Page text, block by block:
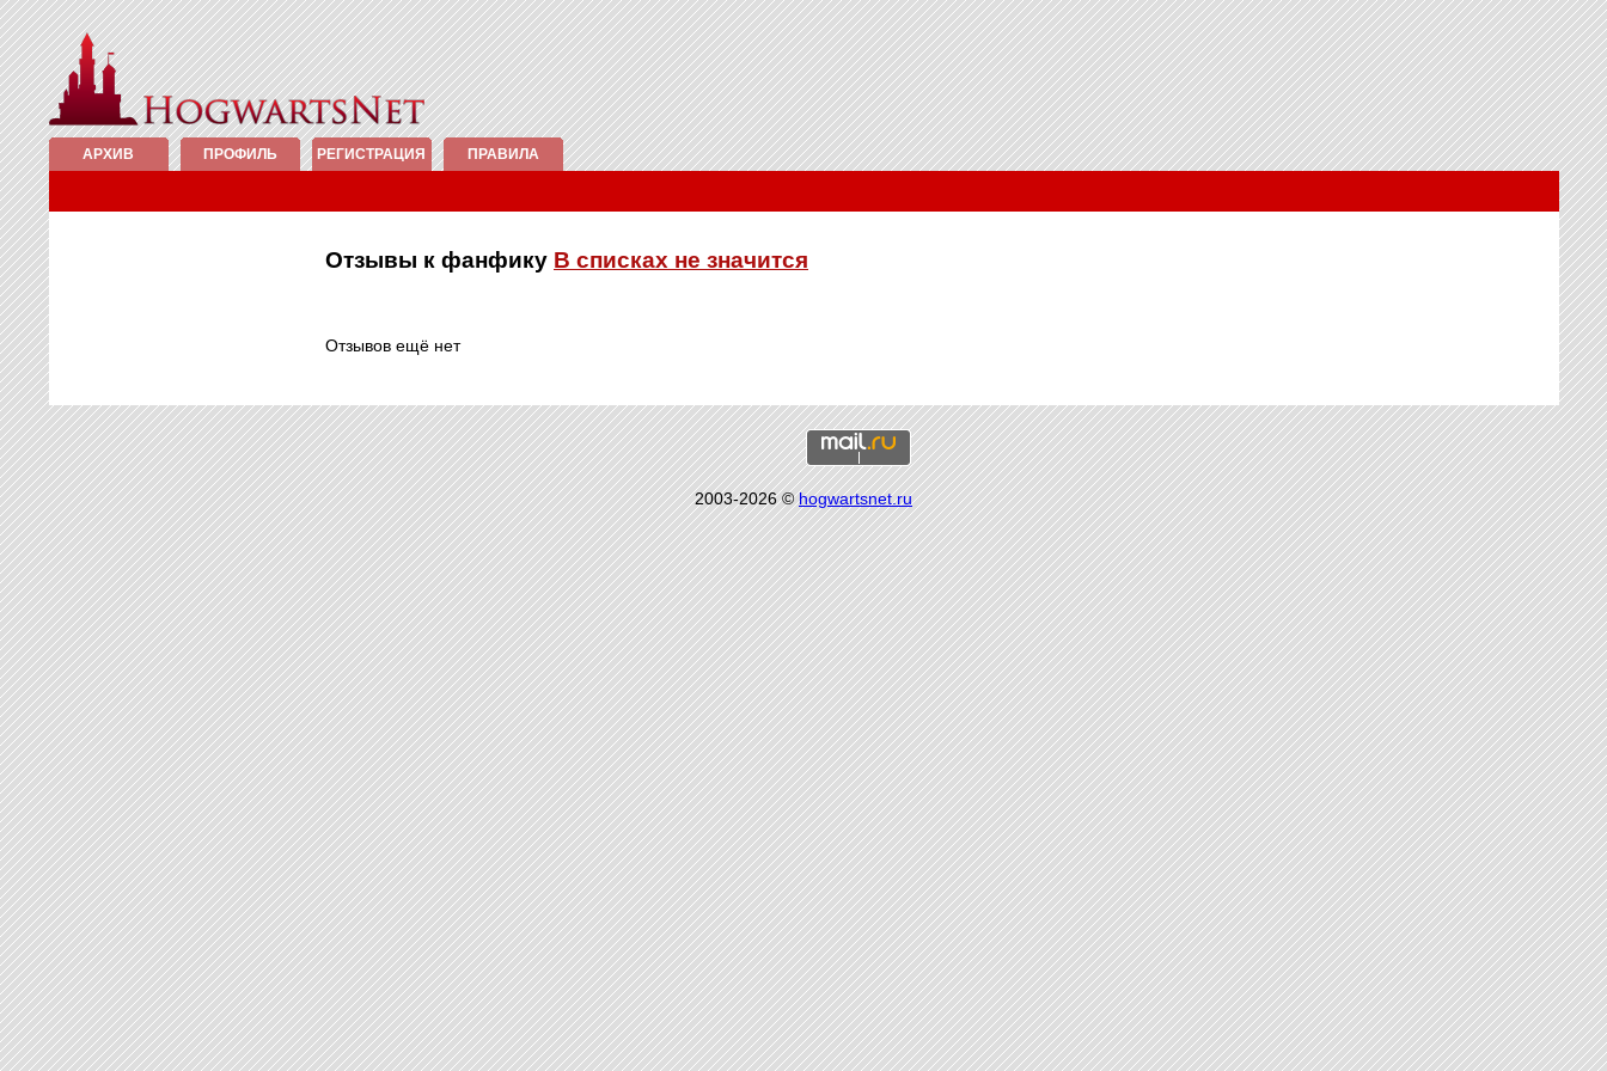
АРХИВ ПРОФИЛЬ РЕГИСТРАЦИЯ ПРАВИЛА
Отзывы к фанфику В списках не значится
Отзывов ещё нет
2003-2026 ©hogwartsnet.ru